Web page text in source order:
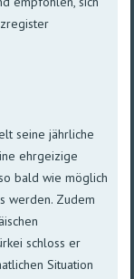
seine jährliche
ehrgeizige
bald wie möglich
werden. Zudem
schloss er
Situation